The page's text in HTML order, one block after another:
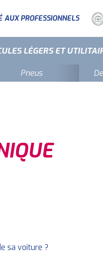
AUX PROFESSIONNELS
LÉGERS ET
Pneus
sa voiture ?